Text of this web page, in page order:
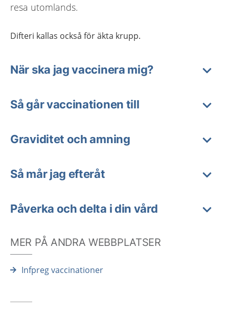
resa utomlands.
Difteri kallas också för äkta krupp.
När ska jag vaccinera mig?
Så går vaccinationen till
Graviditet och amning
Så mår jag efteråt
Påverka och delta i din vård
MER PÅ ANDRA WEBBPLATSER
Infpreg vaccinationer